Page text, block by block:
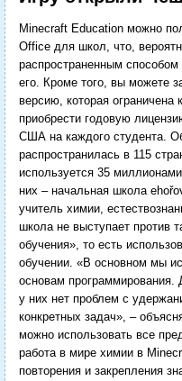
Minecraft Education можно
Office для школ, что,
распространенным
его. Кроме того, вы можете
версию, которая ограничена
приобрести годовую
США на каждого студента.
распространилась в 115
используется 35
них – начальная школа
учитель химии,
школа не выступает против
обучения», то есть
обучении. «В основном мы
основам программирования.
у них нет проблем с
конкретных задач», –
можно использовать все
работа в мире химии в
повторения и закрепления